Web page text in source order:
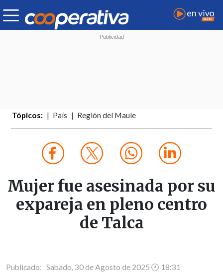
Tópicos: País Región del Maule
Mujer fue asesinada por su
expareja en pleno centro
de Talca
Publicado: Sabado, 30 de Agosto de 2025 🕐 18:31